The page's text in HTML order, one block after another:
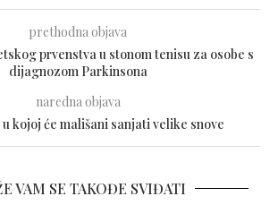
prethodna objava
prvenstva u stonom tenisu za osobe s
dijagnozom Parkinsona
naredna objava
kojoj će mališani sanjati velike snove
VAM SE TAKOĐE SVIĐATI